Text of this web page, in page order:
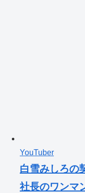
YouTuber
白雪みしろの
社長のワンマ